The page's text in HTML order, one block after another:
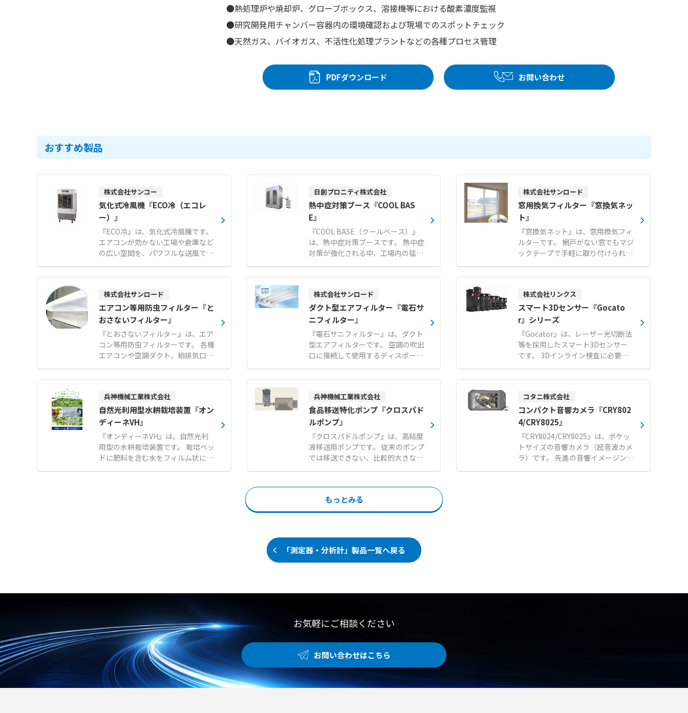
●熱処理炉や焼却炉、グローブボックス、溶接機等における酸素濃度監視
●研究開発用チャンバー容器内の環境確認および現場でのスポットチェック
●天然ガス、バイオガス、不活性化処理プラントなどの各種プロセス管理
PDFダウンロード お問い合わせ
おすすめ製品
株式会社サンコー
気化式冷風機『ECO冷（エコレ
ー）』
『ECO冷』は、気化式冷風機です。
エアコンが効かない工場や倉庫など
の広い空間を、パワフルな送風で快
適にする暑さ対策製品です。 スポッ
トクーラーのような排熱ダクトがな
を選ばず冷やした空気を無駄なく届
けます。 エアコンに比べて低消費電
力であり、広い空間の暑さ対策を低
コストで実現できます。 約80°のオ
ートスイング機能を搭載し、広い作
業スペースへ広範囲に送風が可能で
す。 1〜9時間まで設定可能なタイ
マー機能や水ポンプ保護など、安心
の安全機能も充実しています。 【特
徴】 ● 排熱ダクト不要で設置場所
を選ばない排熱なし設計 ● エアコ
ンに比べ低消費電力による低コスト
運用 ● 約80°のオートスイング機能
による広範囲送風 【用途・事例】
● 工場や倉庫における広い空間の全
体冷却および暑さ対策 ● 整備工場
日創プロニティ株式会社
熱中症対策ブース『COOL BAS
E』
『COOL BASE（クールベース）』
は、熱中症対策ブースです。 熱中症
対策が強化される中、工場内の猛
暑・酷暑対策の新定番として快適な
避暑空間を提供します。 断熱パネル
み立てが可能です。 工場のレイアウ
ト変更が発生した場合でも、簡単に
解体や移設を行うことができます。
設置場所や人数に応じて、1〜2人
用、3〜4人用、6〜7人用の3つのサ
イズから選択可能です（※スポット
クーラーはオプション）。 【特徴】
●断熱パネルを使用した高い機能性
●お客様自身での組み立てに対応 ●
工場のレイアウト変更時にも簡単な
解体と移設が可能 【用途・事例】
●工場内における休憩時間の避暑エ
リア ●熱中症が疑われる作業者の一
時的な救護スペース
株式会社サンロード
窓用換気フィルター『窓換気ネッ
ト』
『窓換気ネット』は、窓用換気フィ
ルターです。 網戸がない窓でもマジ
ックテープで手軽に取り付けられ、
虫やホコリの侵入を防ぎながら簡単
に換気が行えます。 80メッシュの
一般的な網戸ではすり抜けてしまう
小さな虫も確実にシャットアウトし
ます。 窓の開閉に便利なスライドフ
ァスナー付きで、日常の使い勝手に
も配慮された設計です。 メーカー国
内工場にて10mm単位で1枚からオ
ーダーメイド製作が可能で、短納期
でそれぞれの窓枠に合わせたサイズ
を提供します。 【特徴】 ●80メッ
シュの極細網目による微小な虫やホ
コリの確実な侵入防止 ●マジックテ
ープによる簡単な取り付けと窓開閉
用ファスナーの搭載 ●メーカー国内
工場での10mm単位のオーダーメイ
ド製作と短納期対応 【用途・事例】
●網戸の設置が困難な場所やコスト
株式会社サンロード
エアコン等用防虫フィルター『と
おさないフィルター』
『とおさないフィルター』は、エア
コン等用防虫フィルターです。 各種
エアコンや空調ダクト、給排気口な
どにマジックテープで簡単に取り付
けでき、ホコリやチリ、サビの飛散
す。 通気性の高い素材を使用してい
るため空調機に負荷をかけず、燃焼
時に塩素系有毒ガスも発生しませ
ん。 角型、平型、筒型の基本形状に
加え、設置場所に応じたオーダーメ
イド製作にも対応可能です。 標準タ
イプと、より微小な異物に対応する
目細タイプから、用途に合わせて選
虫対策 ●サビの飛散が懸念されるユ
ニットクーラーなどの衛生環境改善
株式会社サンロード
ダクト型エアフィルター『電石サ
ニフィルター』
『電石サニフィルター』は、ダクト
型エアフィルターです。 空調の吹出
口に接続して使用するディスポーザ
ブルタイプのフィルターで、東レ株
式会社の開発によるトレミクロンを
に分極させた不織布による強力な電
界が、周囲の浮遊粒子やカビ、ホコ
リをほぼ完全に吸着します。 微風吹
出し方式により、温度ムラの少ない
均一な室内環境を実現し、作業者の
体感温度低下や食材の表面乾燥を防
ぎます。 汚れたら新品に交換するだ
けの簡単メンテナンスで、衛生的か
つ経済的にクリーンな作業空間を維
持できます。 【特徴】 ●トレミク
ロンの電界によるカビやホコリなど
乾燥防止 ●汚れたら交換するだけの
ディスポーザブル仕様による高い衛
よる作業者の体感温度低下の改善 ●
株式会社リンクス
スマート3Dセンサー『Gocato
r』シリーズ
『Gocator』は、レーザー光切断法
等を採用したスマート3Dセンサー
です。 3Dインライン検査に必要な
撮影、検査、制御機能をすべて本体
のみに内蔵しています。 対象物を高
寸法計測や外観検査の判定結果をPL
Cへ出力いたします。 プログラミン
グ経験がなくてもマウス操作で直感
的に使える100種類以上の計測ツー
ルを標準搭載しています。 撮像手
法、視野幅、解像度などの仕様を組
み合わせた豊富なラインナップによ
り、さまざまな現場のニーズに対応
る豊富なラインナップ 【用途・事
兵神機械工業株式会社
自然光利用型水耕栽培装置『オン
ディーネVH』
『オンディーネVH』は、自然光利
用型の水耕栽培装置です。 栽培ベッ
ドに肥料を含む水をフィルム状に薄
く流すNFT（薄膜式水耕栽培）方式
異業種からの新規参入、農福連携の
事業としても取り組みやすいシステ
ムです。 【特徴】 ●NFT方式とス
ライド式栽培台による資材コスト抑
制と面積の有効活用 ●ハイドロコン
トローラと熱交換器を用いた養液濃
度や温度の自動管理 ●設計から施工
および導入後の栽培技術指導まで一
兵神機械工業株式会社
食品移送特化ポンプ『クロスパド
ルポンプ』
『クロスパドルポンプ』は、高粘度
液移送用ポンプです。 従来のポンプ
では移送できない、比較的大きな固
形物が混入している液体や高粘度液
プです。 二対のパドルがケーシング
内で回転運動をする容積排除型の機
構を採用しています。 5cm大の固形
ます。 10万CPの高粘度液も超低速
回転により、移送物を練らずに移送
することが可能です。 可逆運転機能
形物混入液体を低破損率で移送可能
●10万CPの高粘度液を超低速回転
で練らずに移送 ●わずか1〜2分で
簡単に分解できる優れたメンテナン
ス性 【用途・事例】 ●餃子、シュ
ーマイ、メンチカツなどの具材の成
型機ホッパーへの移送 ●デリケート
コタニ株式会社
コンパクト音響カメラ『CRY802
4/CRY8025』
『CRY8024/CRY8025』は、ポケッ
トサイズの音響カメラ（超音波カメ
ラ）です。 先進の音響イメージング
技術により、目に見えない音を可視
アした堅牢な設計 ●PCソフトウェ
もっとみる
「測定器・分析計」製品一覧へ戻る
お気軽にご相談ください
お問い合わせはこちら